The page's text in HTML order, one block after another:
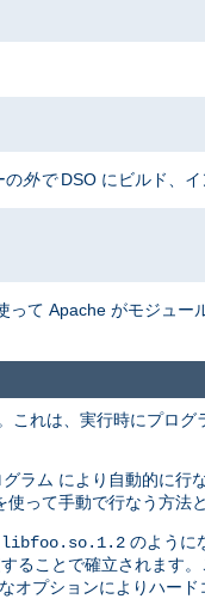
の外でDSO にビルド、イ
って Apache がモジュー
れは、実行時にプログ
ラム により自動的に行
って手動で行なう方法
libfoo.so.1.2 のように
ることで確立されます
オプションによりハー